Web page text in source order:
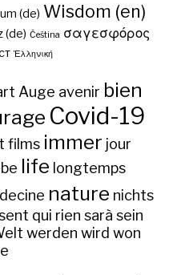
(de) Wisdom (en)
(de) Čeština σαγεσφόρος
Ἑλληνική
Auge avenir bien
Covid-19
films immer jour
life longtemps
nature nichts
qui rien sarà sein
werden wird won